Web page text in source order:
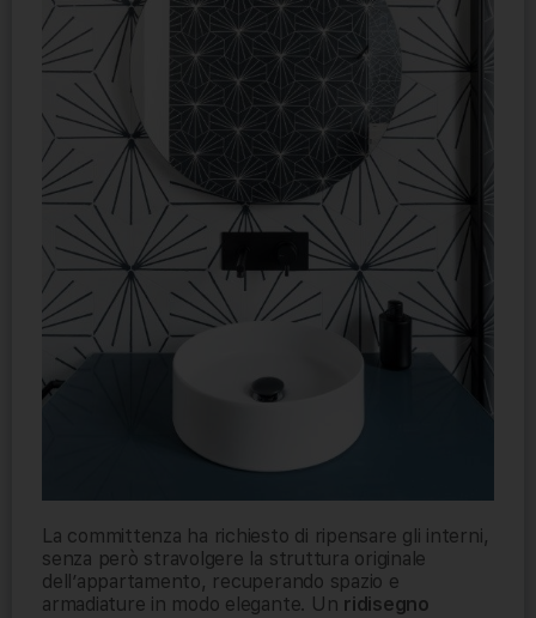
La committenza ha richiesto di ripensare gli interni,
senza però stravolgere la struttura originale
dell’appartamento, recuperando spazio e
armadiature in modo elegante. Un ridisegno